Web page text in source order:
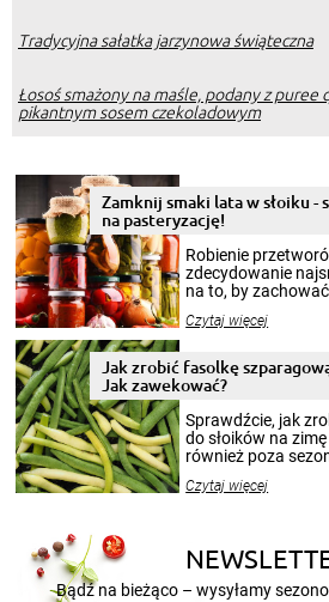
Tradycyjna sałatka jarzynowa świąteczna
Łosoś smażony na maśle, podany z puree
pikantnym sosem czekoladowym
Zamknij smaki lata w słoiku -
na pasteryzację!
Robienie
zdecydowanie
na to, by
krajobrazów, by
pełni poczuć
miesięcy.
patenty, które
przetworów.
Czytaj więcej
Jak zrobić fasolkę
Jak zawekować?
Sprawdźcie, jak
do słoików na
również poza
nasze propozycje!
Czytaj więcej
Bądź na bieżąco – wysyłamy